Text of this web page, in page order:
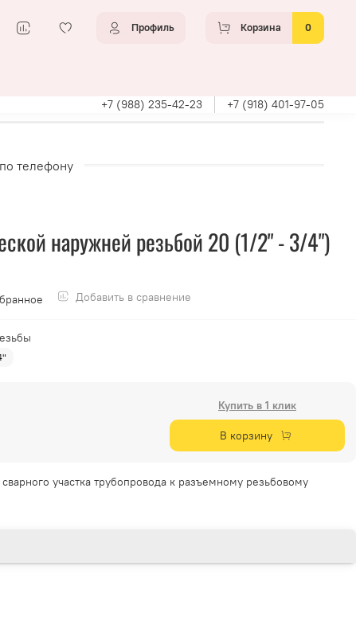
Профиль Корзина 0
+7 (988) 235-42-23 +7 (918) 401-97-05
телефону
наружней резьбой 20 (1/2" - 3/4")
Добавить в сравнение
Купить в 1 клик
В корзину
участка трубопровода к разъемному резьбовому